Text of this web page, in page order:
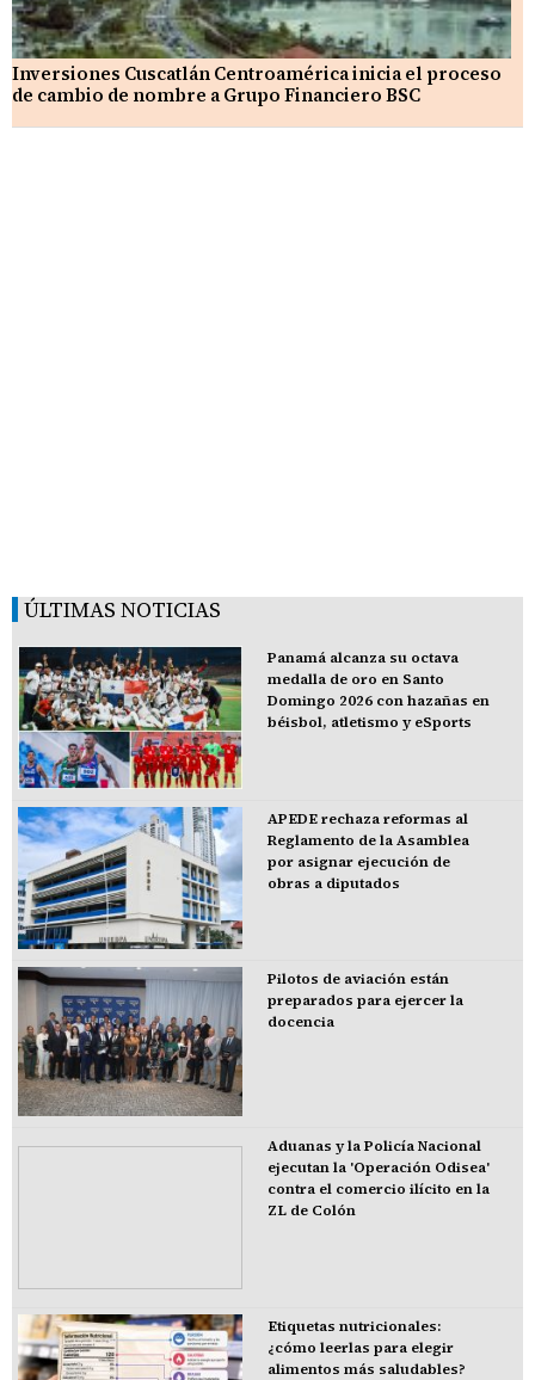
Inversiones Cuscatlán Centroamérica inicia el proceso
de cambio de nombre a Grupo Financiero BSC
ÚLTIMAS NOTICIAS
Panamá alcanza su octava
medalla de oro en Santo
Domingo 2026 con hazañas en
béisbol, atletismo y eSports
APEDE rechaza reformas al
Reglamento de la Asamblea
por asignar ejecución de
obras a diputados
Pilotos de aviación están
preparados para ejercer la
docencia
Aduanas y la Policía Nacional
ejecutan la 'Operación Odisea'
contra el comercio ilícito en la
ZL de Colón
Etiquetas nutricionales:
¿cómo leerlas para elegir
alimentos más saludables?